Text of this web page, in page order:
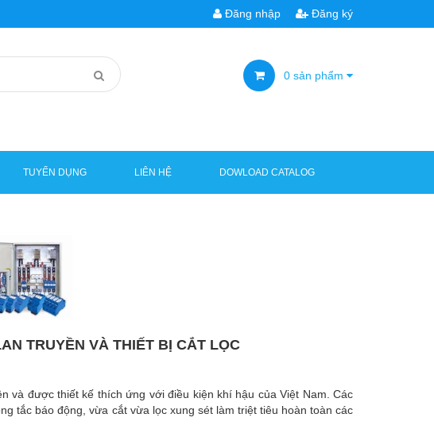
Đăng nhập Đăng ký
0 sản phẩm
TUYỂN DỤNG LIÊN HỆ DOWLOAD CATALOG
TRUYỀN VÀ THIẾT BỊ CẮT LỌC
và được thiết kế thích ứng với điều kiện khí hậu của Việt Nam. Các
tắc báo động, vừa cắt vừa lọc xung sét làm triệt tiêu hoàn toàn các